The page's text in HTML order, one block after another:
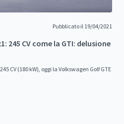
Pubblicato il 19/04/2021
245 CV come la GTI: delusione
CV (180 kW), oggi la Volkswagen Golf GTE